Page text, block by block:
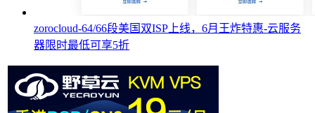
zorocloud-64/66段美国双ISP上线，6月王炸特惠-云服务
器限时最低可享5折